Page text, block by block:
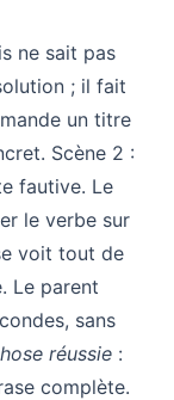
ne sait pas
; il fait
un titre
Scène 2 :
fautive. Le
le verbe sur
voit tout de
Le parent
sans
réussie :
complète.